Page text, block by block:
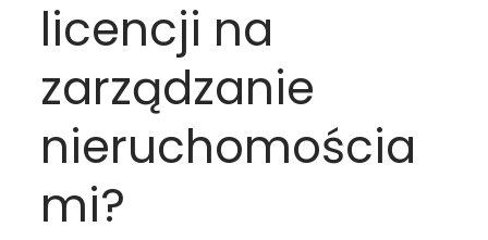
licencji na
zarządzanie
nieruchomościa
mi?